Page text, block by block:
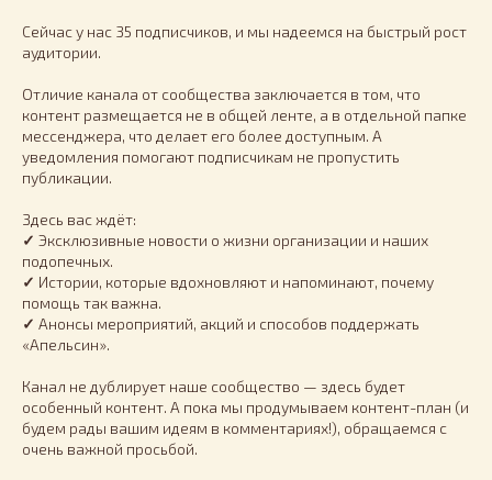
Сейчас у нас 35 подписчиков, и мы надеемся на быстрый рост
аудитории.
Отличие канала от сообщества заключается в том, что
контент размещается не в общей ленте, а в отдельной папке
мессенджера, что делает его более доступным. А
уведомления помогают подписчикам не пропустить
публикации.
Здесь вас ждёт:
✓ Эксклюзивные новости о жизни организации и наших
подопечных.
✓ Истории, которые вдохновляют и напоминают, почему
помощь так важна.
✓ Анонсы мероприятий, акций и способов поддержать
«Апельсин».
Канал не дублирует наше сообщество — здесь будет
особенный контент. А пока мы продумываем контент-план (и
будем рады вашим идеям в комментариях!), обращаемся с
очень важной просьбой.